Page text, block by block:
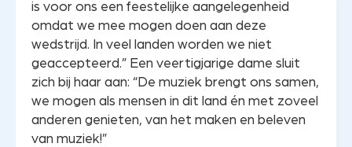
is voor ons een feestelijke aangelegenheid
omdat we mee mogen doen aan deze
wedstrijd. In veel landen worden we niet
geaccepteerd.” Een veertigjarige dame sluit
zich bij haar aan: “De muziek brengt ons samen,
we mogen als mensen in dit land én met zoveel
anderen genieten, van het maken en beleven
van muziek!”